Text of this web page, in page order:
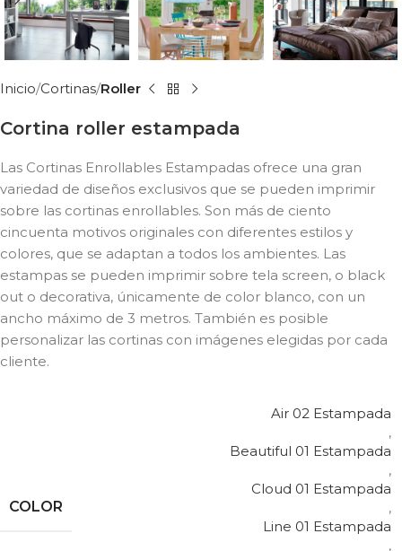
Inicio Cortinas Roller
Cortina roller estampada
Las Cortinas Enrollables Estampadas ofrece una gran
variedad de diseños exclusivos que se pueden imprimir
sobre las cortinas enrollables. Son más de ciento
cincuenta motivos originales con diferentes estilos y
colores, que se adaptan a todos los ambientes. Las
estampas se pueden imprimir sobre tela screen, o black
out o decorativa, únicamente de color blanco, con un
ancho máximo de 3 metros. También es posible
personalizar las cortinas con imágenes elegidas por cada
cliente.
COLOR
Air 02 Estampada
,
Beautiful 01 Estampada
,
Cloud 01 Estampada
,
Line 01 Estampada
,